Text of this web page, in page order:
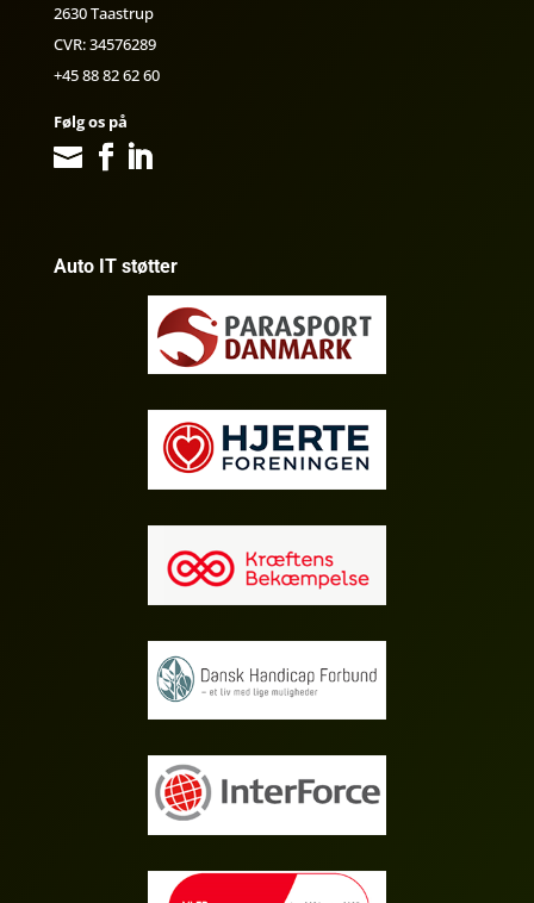
2630 Taastrup
CVR: 34576289
+45 88 82 62 60
Følg os på
Auto IT støtter